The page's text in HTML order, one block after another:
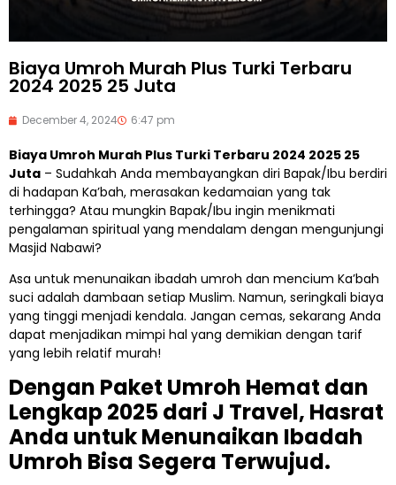
Biaya Umroh Murah Plus Turki Terbaru
2024 2025 25 Juta
December 4, 2024 6:47 pm
Biaya Umroh Murah Plus Turki Terbaru 2024 2025 25
Juta – Sudahkah Anda membayangkan diri Bapak/Ibu berdiri
di hadapan Ka’bah, merasakan kedamaian yang tak
terhingga? Atau mungkin Bapak/Ibu ingin menikmati
pengalaman spiritual yang mendalam dengan mengunjungi
Masjid Nabawi?
Asa untuk menunaikan ibadah umroh dan mencium Ka’bah
suci adalah dambaan setiap Muslim. Namun, seringkali biaya
yang tinggi menjadi kendala. Jangan cemas, sekarang Anda
dapat menjadikan mimpi hal yang demikian dengan tarif
yang lebih relatif murah!
Dengan Paket Umroh Hemat dan
Lengkap 2025 dari J Travel, Hasrat
Anda untuk Menunaikan Ibadah
Umroh Bisa Segera Terwujud.